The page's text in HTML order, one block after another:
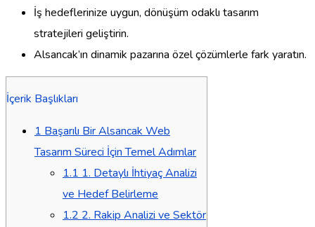
İş hedeflerinize uygun, dönüşüm odaklı tasarım
stratejileri geliştirin.
Alsancak’ın dinamik pazarına özel çözümlerle fark yaratın.
İçerik Başlıkları
1 Başarılı Bir Alsancak Web
Tasarım Süreci İçin Temel Adımlar
1.1 1. Detaylı İhtiyaç Analizi
ve Hedef Belirleme
1.2 2. Rakip Analizi ve Sektör